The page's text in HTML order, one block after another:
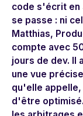
code s'écrit en
se passe : ni
Matthias,
compte avec
jours de dev. Il
une vue
qu'elle appelle,
d'être